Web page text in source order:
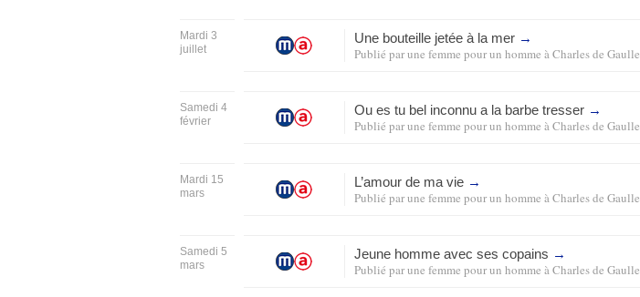
Mardi 3
juillet
Une bouteille jetée à la mer →
Publié parune femme pour un homme àCharles de Gaulle
Samedi 4
février
Ou es tu bel inconnu a la barbe tresser →
Publié parune femme pour un homme àCharles de Gaulle
Mardi 15
mars
L’amour de ma vie →
Publié parune femme pour un homme àCharles de Gaulle
Samedi 5
mars
Jeune homme avec ses copains →
Publié parune femme pour un homme àCharles de Gaulle